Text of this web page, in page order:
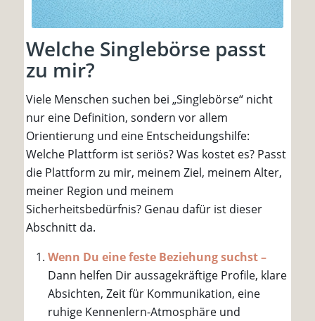
Welche Singlebörse passt
zu mir?
Viele Menschen suchen bei „Singlebörse“ nicht
nur eine Definition, sondern vor allem
Orientierung und eine Entscheidungshilfe:
Welche Plattform ist seriös? Was kostet es? Passt
die Plattform zu mir, meinem Ziel, meinem Alter,
meiner Region und meinem
Sicherheitsbedürfnis? Genau dafür ist dieser
Abschnitt da.
Wenn Du eine feste Beziehung suchst –
Dann helfen Dir aussagekräftige Profile, klare
Absichten, Zeit für Kommunikation, eine
ruhige Kennenlern-Atmosphäre und